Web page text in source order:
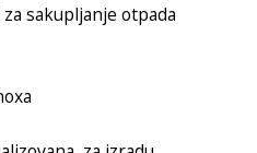
sakupljanje otpada